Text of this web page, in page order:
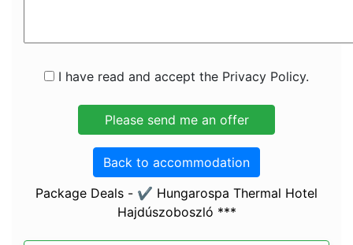
I have read and accept the Privacy Policy.
Back to accommodation
Package Deals - ✔️ Hungarospa Thermal Hotel
Hajdúszoboszló ***